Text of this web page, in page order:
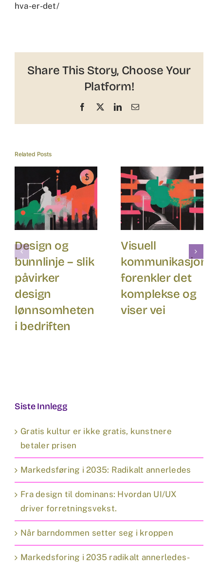
hva-er-det/
Share This Story, Choose Your
Platform!
Facebook LinkedInEmail
Related Posts
Design og
bunnlinje – slik
påvirker
design
lønnsomheten
i bedriften
Visuell
kommunikasjon
forenkler det
komplekse og
viser vei
Siste Innlegg
Gratis kultur er ikke gratis, kunstnere
betaler prisen
Markedsføring i 2035: Radikalt annerledes
Fra design til dominans: Hvordan UI/UX
driver forretningsvekst.
Når barndommen setter seg i kroppen
Markedsforing i 2035 radikalt annerledes-